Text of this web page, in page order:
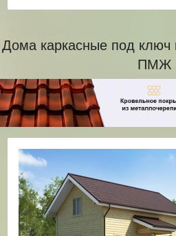
Дома каркасные под
ПМЖ